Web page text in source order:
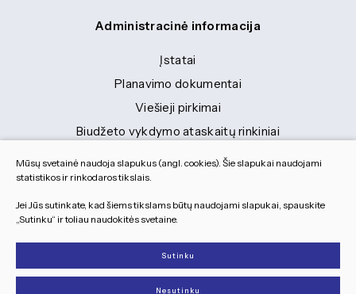
Administracinė informacija
Įstatai
Planavimo dokumentai
Viešieji pirkimai
Biudžeto vykdymo ataskaitų rinkiniai
Finansinių ataskaitų rinkiniai
Tranybiniai lengvieji automobiliai
Lėšos veiklai viešinti
Dokumentai
© 2026 Visos teisės saugomos
Mūsų svetainė naudoja slapukus (angl. cookies). Šie slapukai naudojami
statistikos ir rinkodaros tikslais.
Jei Jūs sutinkate, kad šiems tikslams būtų naudojami slapukai, spauskite
„Sutinku“ ir toliau naudokitės svetaine.
Sutinku
Nesutinku